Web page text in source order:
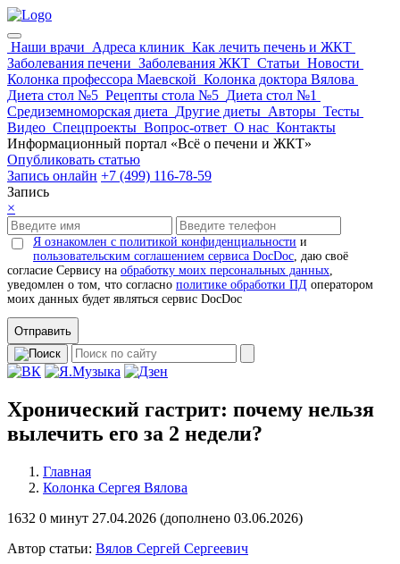
Наши врачи Адреса клиник Как лечить печень и ЖКТ
Заболевания печени Заболевания ЖКТ Статьи Новости
Колонка профессора Маевской Колонка доктора Вялова
Диета стол №5 Рецепты стола №5 Диета стол №1
Средиземноморская диета Другие диеты Авторы Тесты
Видео Спецпроекты Вопрос-ответ О нас Контакты
Информационный портал «Всё о печени и ЖКТ»
Опубликовать статью
Запись онлайн +7 (499) 116-78-59
Запись
×
Я ознакомлен с политикой конфиденциальности и
пользовательским соглашением сервиса DocDoc, даю своё
согласие Сервису на обработку моих персональных данных,
уведомлен о том, что согласно политике обработки ПД оператором
моих данных будет являться сервис DocDoc
Отправить
Хронический гастрит: почему нельзя
вылечить его за 2 недели?
Главная
Колонка Сергея Вялова
1632 0 минут 27.04.2026 (дополнено 03.06.2026)
Автор статьи: Вялов Сергей Сергеевич